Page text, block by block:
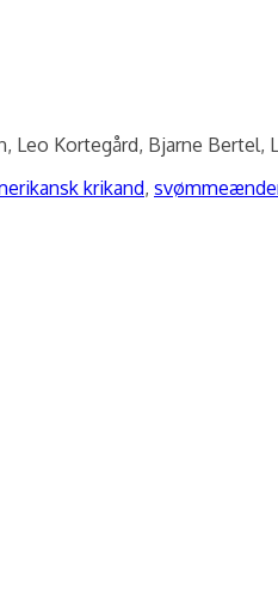
Kortegård, Bjarne Bertel,
krikand,